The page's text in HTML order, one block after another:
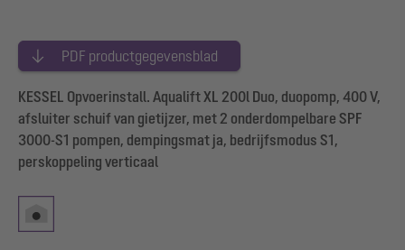
PDF productgegevensblad
KESSEL Opvoerinstall. Aqualift XL 200l Duo, duopomp, 400 V,
afsluiter schuif van gietijzer, met 2 onderdompelbare SPF
3000-S1 pompen, dempingsmat ja, bedrijfsmodus S1,
perskoppeling verticaal